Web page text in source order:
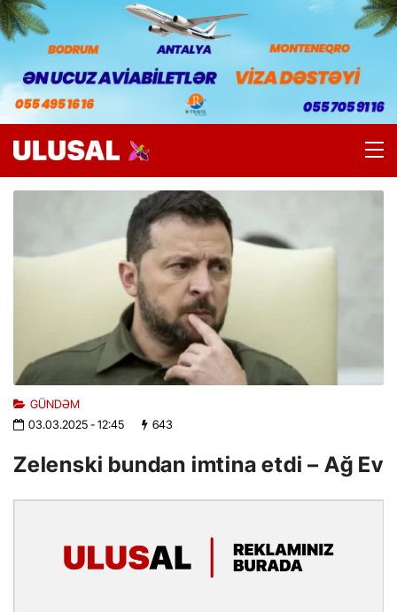
GÜNDƏM
03.03.2025- 12:45 643
Zelenski bundan imtina etdi – Ağ Ev